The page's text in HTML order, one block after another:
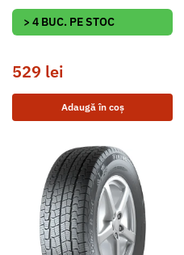
> 4 BUC. PE STOC
529 lei
Adaugă în coș